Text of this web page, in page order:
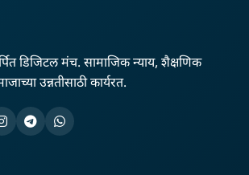
डिजिटल मंच. सामाजिक न्याय, शैक्षणिक
उन्नतीसाठी कार्यरत.